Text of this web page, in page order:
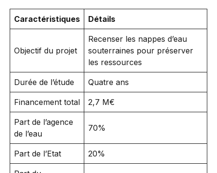
Caractéristiques Détails
Objectif du projet
Recenser les nappes d’eau
souterraines pour préserver
les ressources
Durée de l’étude Quatre ans
Financement total 2,7 M€
Part de l’agence
de l’eau
70%
Part de l’Etat 20%